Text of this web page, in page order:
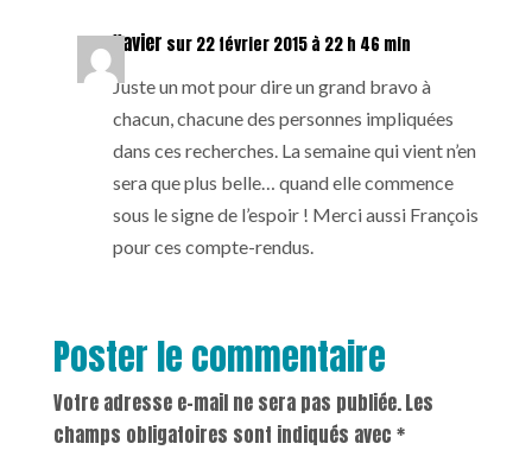
Xavier sur 22 février 2015 à 22 h 46 min
Juste un mot pour dire un grand bravo à
chacun, chacune des personnes impliquées
dans ces recherches. La semaine qui vient n’en
sera que plus belle… quand elle commence
sous le signe de l’espoir ! Merci aussi François
pour ces compte-rendus.
Poster le commentaire
Votre adresse e-mail ne sera pas publiée.Les
champs obligatoires sont indiqués avec *